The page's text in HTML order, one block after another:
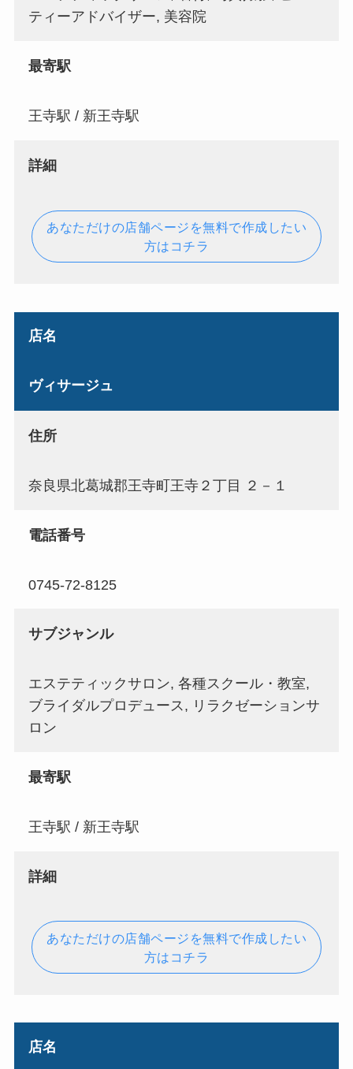
ティーアドバイザー, 美容院
最寄駅
王寺駅 / 新王寺駅
詳細
あなただけの店舗ページを無料で作成したい
方はコチラ
店名
ヴィサージュ
住所
奈良県北葛城郡王寺町王寺２丁目 ２－１
電話番号
0745-72-8125
サブジャンル
エステティックサロン, 各種スクール・教室,
ブライダルプロデュース, リラクゼーションサ
ロン
最寄駅
王寺駅 / 新王寺駅
詳細
あなただけの店舗ページを無料で作成したい
方はコチラ
店名